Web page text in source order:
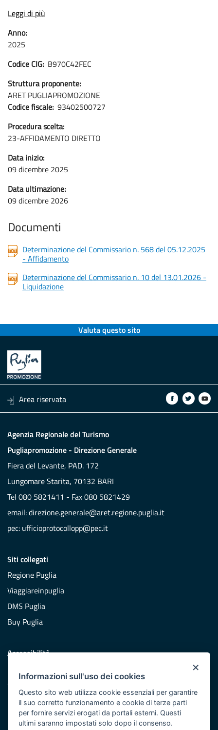
×
Informazioni sull'uso dei cookies
Questo sito web utilizza cookie essenziali per garantire
il suo corretto funzionamento e cookie di terze parti
per fornire servizi erogati da portali esterni. Questi
ultimi saranno impostati solo dopo il consenso.
Leggi di più
Anno:
2025
Codice CIG: B970C42FEC
Struttura proponente:
ARET PUGLIAPROMOZIONE
Codice fiscale: 93402500727
Procedura scelta:
23-AFFIDAMENTO DIRETTO
Data inizio:
09 dicembre 2025
Data ultimazione:
09 dicembre 2026
Documenti
Determinazione del Commissario n. 568 del 05.12.2025
- Affidamento
Determinazione del Commissario n. 10 del 13.01.2026 -
Liquidazione
Valuta questo sito
Area riservata
Agenzia Regionale del Turismo
Pugliapromozione - Direzione Generale
Fiera del Levante, PAD. 172
Lungomare Starita, 70132 BARI
Tel 080 5821411 - Fax 080 5821429
email:direzione.generale@aret.regione.puglia.it
pec: ufficioprotocollopp@pec.it
Siti collegati
Regione Puglia
Viaggiareinpuglia
DMS Puglia
Buy Puglia
Accessibilità
Redazione
Responsabili pubblicazione